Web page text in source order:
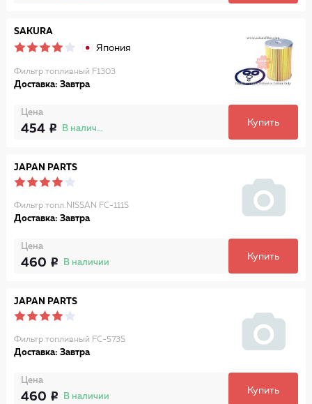
SAKURA
Япония
Фильтр топливный F1303
Доставка: Завтра
Цена
454 В наличии
Купить
JAPAN PARTS
Фильтр топл.NISSAN FC-111S
Доставка: Завтра
Цена
460 В наличии
Купить
JAPAN PARTS
Фильтр топливный FC-573S
Доставка: Завтра
Цена
460 В наличии
Купить